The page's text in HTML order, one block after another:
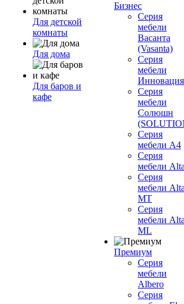
Для детской
комнаты
Для дома
Для баров и
кафе
Бизнес
Серия
мебели
Васанта
(Vasanta)
Серия
мебели
Инновация
Серия
мебели
Солюшн
Серия
мебели A4
Серия
мебели Alta
Серия
мебели Alta
MT
Серия
мебели Alta
ML
Премиум
Серия
мебели
Albero
Серия